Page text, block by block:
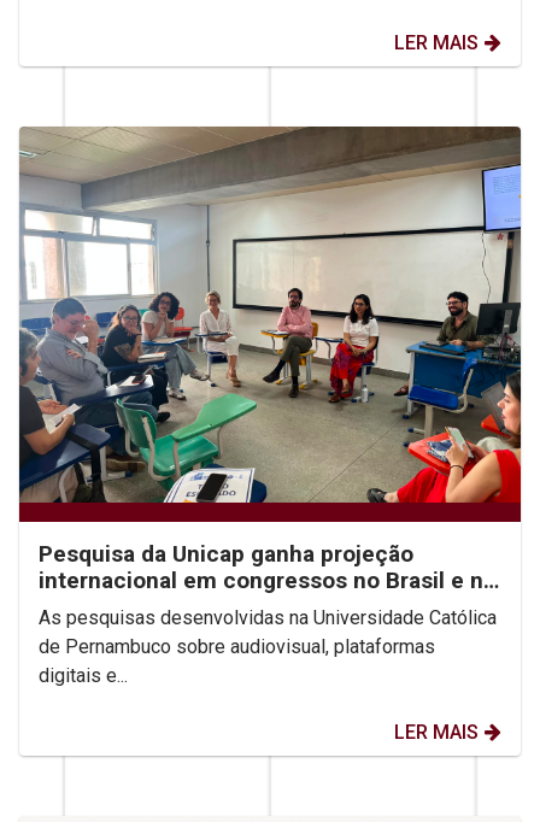
LER MAIS
Pesquisa da Unicap ganha projeção
internacional em congressos no Brasil e no
México
As pesquisas desenvolvidas na Universidade Católica
de Pernambuco sobre audiovisual, plataformas
digitais e...
LER MAIS